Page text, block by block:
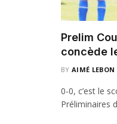
Prelim
concède
BY AIMÉ LEBON
0-0, c’est le
Préliminaires